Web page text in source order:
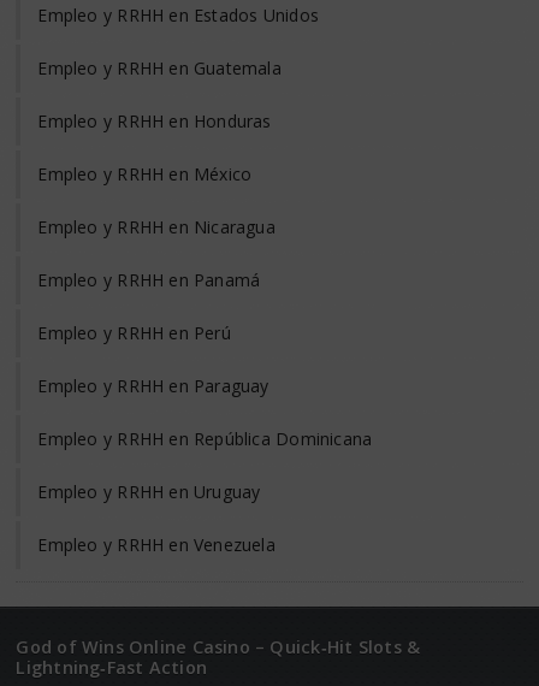
Empleo y RRHH en Estados Unidos
Empleo y RRHH en Guatemala
Empleo y RRHH en Honduras
Empleo y RRHH en México
Empleo y RRHH en Nicaragua
Empleo y RRHH en Panamá
Empleo y RRHH en Perú
Empleo y RRHH en Paraguay
Empleo y RRHH en República Dominicana
Empleo y RRHH en Uruguay
Empleo y RRHH en Venezuela
God of Wins Online Casino – Quick‑Hit Slots &
Lightning‑Fast Action